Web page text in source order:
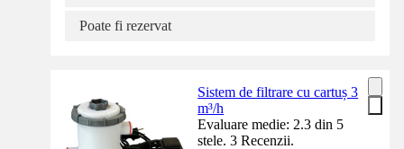
Poate fi rezervat
Sistem de filtrare cu cartuș 3
m³/h
Evaluare medie: 2.3 din 5
stele. 3 Recenzii.